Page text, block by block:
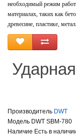
необходимый режим
материалах, таких как
древесине, пластике,
Производитель DWT
Модель DWT SBM-780
Наличие Есть в